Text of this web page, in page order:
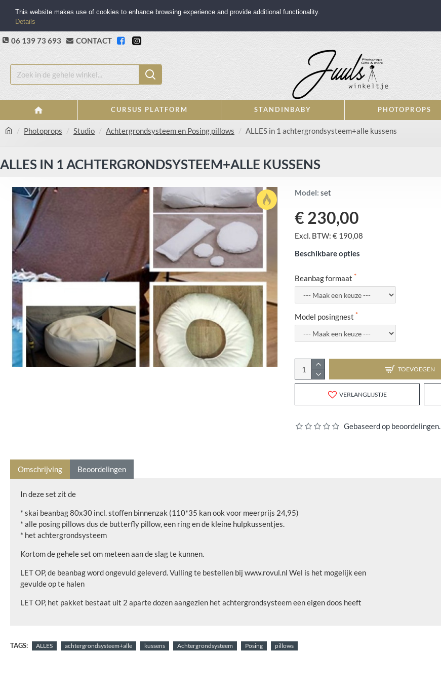
06 139 73 693 CONTACT
CURSUS PLATFORM STANDINBABY PHOTOPROPS
Photoprops Studio Achtergrondsysteem en Posing pillows ALLES in 1 achtergrondsysteem+alle kussens
ALLES IN 1 ACHTERGRONDSYSTEEM+ALLE KUSSENS
Model: set
Gebaseerd op beoordelingen.
€ 230,00
Excl. BTW: € 190,08
Beschikbare opties
Beanbag formaat
Model posingnest
TOEVOEGEN
VERLANGLIJSTJE
Omschrijving Beoordelingen
In deze set zit de
* skai beanbag 80x30 incl. stoffen binnenzak (110*35 kan ook voor meerprijs 24,95)
* alle posing pillows dus de butterfly pillow, een ring en de kleine hulpkussentjes.
* het achtergrondsysteem
Kortom de gehele set om meteen aan de slag te kunnen.
LET OP, de beanbag word ongevuld geleverd. Vulling te bestellen bij www.rovul.nl Wel is het mogelijk een
gevulde op te halen
LET OP, het pakket bestaat uit 2 aparte dozen aangezien het achtergrondsysteem een eigen doos heeft
TAGS: ALLES achtergrondsysteem+alle kussens Achtergrondsysteem Posing pillows
This website makes use of cookies to enhance browsing experience and provide additional functionality.
Details